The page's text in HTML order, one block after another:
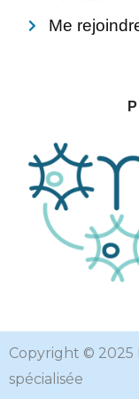
Me
Copyright © 2025
spécialisée